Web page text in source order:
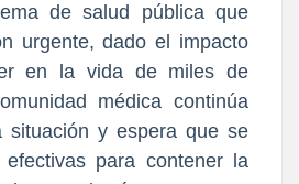
de salud pública que
urgente, dado el impacto
en la vida de miles de
médica continúa
situación y espera que se
efectivas para contener la